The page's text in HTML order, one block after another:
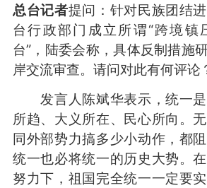
总台记者提问：针对民族团结
台行政部门成立所谓“跨境镇
台”，陆委会称，具体反制措施
岸交流审查。请问对此有何评论
发言人陈斌华表示，统一是
所趋、大义所在、民心所向。
同外部势力搞多少小动作，都
统一也必将统一的历史大势。
努力下，祖国完全统一一定要